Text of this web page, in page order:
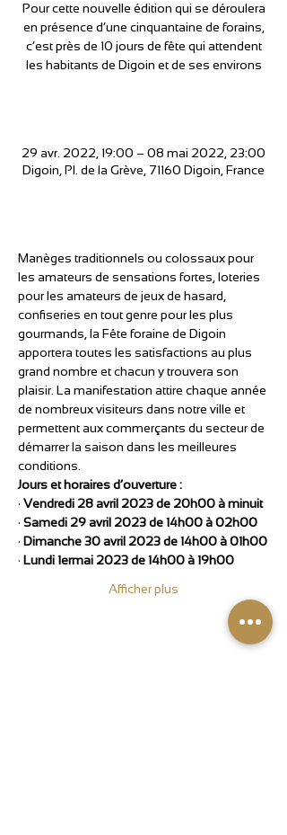
Pour cette nouvelle édition qui se déroulera
en présence d’une cinquantaine de forains,
c’est près de 10 jours de fête qui attendent
les habitants de Digoin et de ses environs
29 avr. 2022, 19:00 – 08 mai 2022, 23:00
Digoin, Pl. de la Grève, 71160 Digoin, France
Manèges traditionnels ou colossaux pour
les amateurs de sensations fortes, loteries
pour les amateurs de jeux de hasard,
confiseries en tout genre pour les plus
gourmands, la Fête foraine de Digoin
apportera toutes les satisfactions au plus
grand nombre et chacun y trouvera son
plaisir. La manifestation attire chaque année
de nombreux visiteurs dans notre ville et
permettent aux commerçants du secteur de
démarrer la saison dans les meilleures
conditions.
Jours et horaires d’ouverture :
· Vendredi 28 avril 2023 de 20h00 à minuit
· Samedi 29 avril 2023 de 14h00 à 02h00
· Dimanche 30 avril 2023 de 14h00 à 01h00
· Lundi 1ermai 2023 de 14h00 à 19h00
Afficher plus